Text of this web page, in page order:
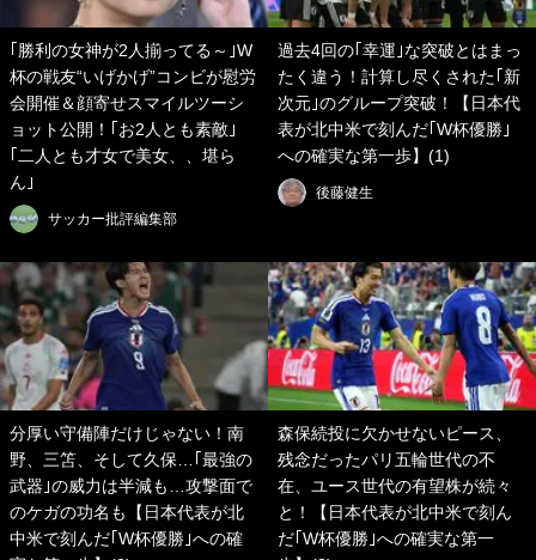
｢勝利の女神が2人揃ってる～｣W
杯の戦友“いげかげ”コンビが慰労
会開催＆顔寄せスマイルツーシ
ョット公開！｢お2人とも素敵｣
｢二人とも才女で美女、、堪ら
ん｣
サッカー批評編集部
過去4回の｢幸運｣な突破とはまっ
たく違う！計算し尽くされた｢新
次元｣のグループ突破！【日本代
表が北中米で刻んだ｢W杯優勝｣
への確実な第一歩】(1)
後藤健生
分厚い守備陣だけじゃない！南
野、三笘、そして久保…｢最強の
武器｣の威力は半減も…攻撃面で
のケガの功名も【日本代表が北
中米で刻んだ｢W杯優勝｣への確
森保続投に欠かせないピース、
残念だったパリ五輪世代の不
在、ユース世代の有望株が続々
と！【日本代表が北中米で刻ん
だ｢W杯優勝｣への確実な第一